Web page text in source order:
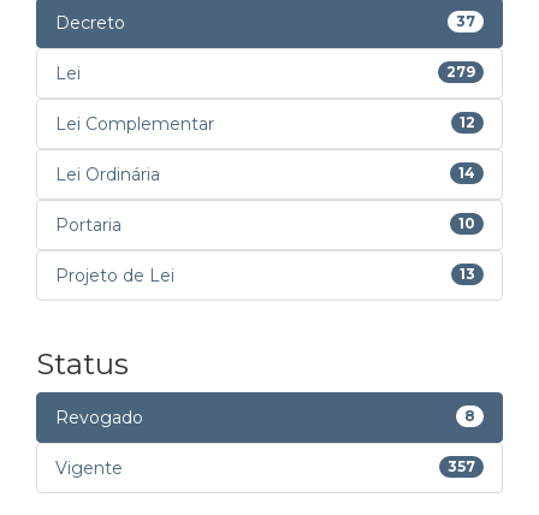
Decreto 37
Lei 279
Lei Complementar 12
Lei Ordinária 14
Portaria 10
Projeto de Lei 13
Status
Revogado 8
Vigente 357